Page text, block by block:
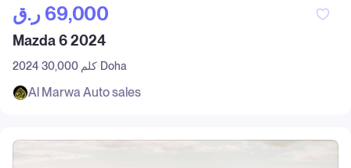
ر.ق‎ 69,000
Mazda 6 2024
2024 30,000 كلم Doha
Al Marwa Auto sales